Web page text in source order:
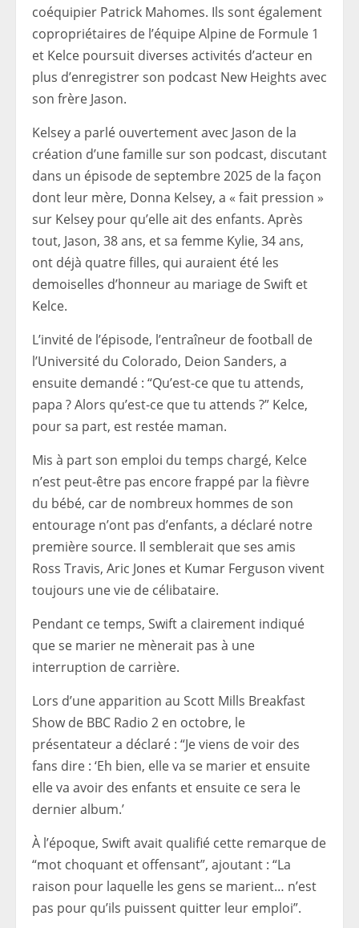
coéquipier Patrick Mahomes. Ils sont également
copropriétaires de l’équipe Alpine de Formule 1
et Kelce poursuit diverses activités d’acteur en
plus d’enregistrer son podcast New Heights avec
son frère Jason.
Kelsey a parlé ouvertement avec Jason de la
création d’une famille sur son podcast, discutant
dans un épisode de septembre 2025 de la façon
dont leur mère, Donna Kelsey, a « fait pression »
sur Kelsey pour qu’elle ait des enfants. Après
tout, Jason, 38 ans, et sa femme Kylie, 34 ans,
ont déjà quatre filles, qui auraient été les
demoiselles d’honneur au mariage de Swift et
Kelce.
L’invité de l’épisode, l’entraîneur de football de
l’Université du Colorado, Deion Sanders, a
ensuite demandé : “Qu’est-ce que tu attends,
papa ? Alors qu’est-ce que tu attends ?” Kelce,
pour sa part, est restée maman.
Mis à part son emploi du temps chargé, Kelce
n’est peut-être pas encore frappé par la fièvre
du bébé, car de nombreux hommes de son
entourage n’ont pas d’enfants, a déclaré notre
première source. Il semblerait que ses amis
Ross Travis, Aric Jones et Kumar Ferguson vivent
toujours une vie de célibataire.
Pendant ce temps, Swift a clairement indiqué
que se marier ne mènerait pas à une
interruption de carrière.
Lors d’une apparition au Scott Mills Breakfast
Show de BBC Radio 2 en octobre, le
présentateur a déclaré : “Je viens de voir des
fans dire : ‘Eh bien, elle va se marier et ensuite
elle va avoir des enfants et ensuite ce sera le
dernier album.’
À l’époque, Swift avait qualifié cette remarque de
“mot choquant et offensant”, ajoutant : “La
raison pour laquelle les gens se marient… n’est
pas pour qu’ils puissent quitter leur emploi”.